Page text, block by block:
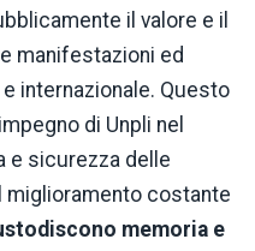
il valore e il
manifestazioni ed
internazionale. Questo
di Unpli nel
e sicurezza delle
miglioramento costante
memoria e